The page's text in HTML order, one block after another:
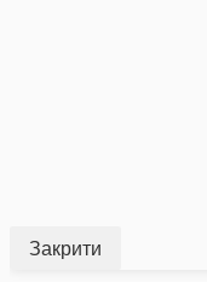
Закрити